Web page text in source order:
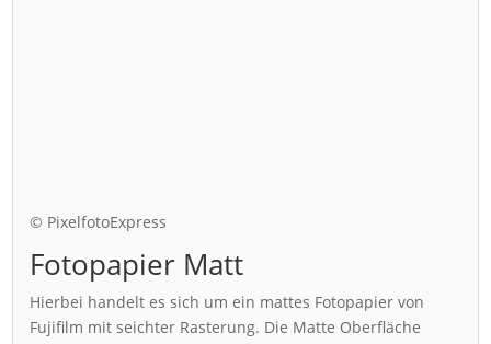
© PixelfotoExpress
Fotopapier Matt
Hierbei handelt es sich um ein mattes Fotopapier von
Fujifilm mit seichter Rasterung. Die Matte Oberfläche